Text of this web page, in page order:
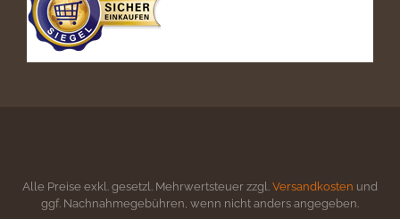
Alle Preise exkl. gesetzl. Mehrwertsteuer zzgl. Versandkosten und
ggf. Nachnahmegebühren, wenn nicht anders angegeben.